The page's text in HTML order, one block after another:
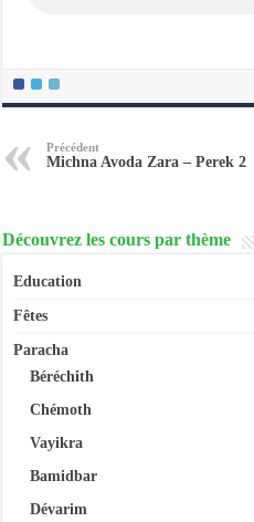
Précédent
Michna Avoda Zara – Perek 2
Découvrez les cours par thème
Education
Fêtes
Paracha
Béréchith
Chémoth
Vayikra
Bamidbar
Dévarim